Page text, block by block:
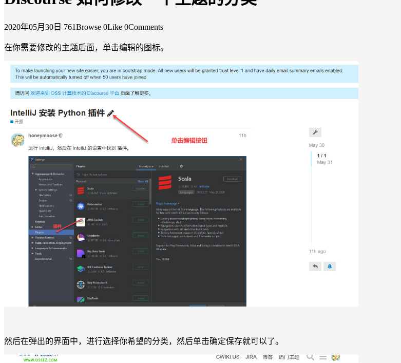
2020年05月30日 761Browse 0Like 0Comments
在你需要修改的主题后面，单击编辑的图标。
然后在弹出的界面中，进行选择你希望的分类，然后单击确定保存就可以了。